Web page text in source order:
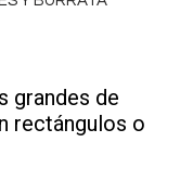
grandes de
rectángulos o